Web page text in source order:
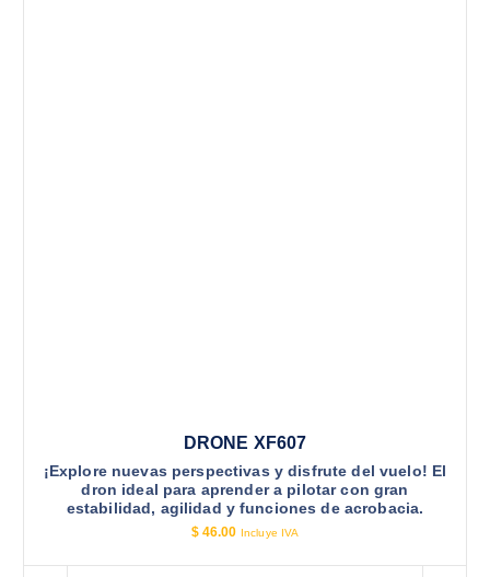
DRONE XF607
¡Explore nuevas perspectivas y disfrute del vuelo! El
dron ideal para aprender a pilotar con gran
estabilidad, agilidad y funciones de acrobacia.
$46.00 Incluye IVA